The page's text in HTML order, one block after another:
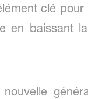
clé
en baissant